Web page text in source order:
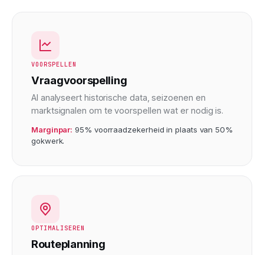
VOORSPELLEN
Vraagvoorspelling
AI analyseert historische data, seizoenen en
marktsignalen om te voorspellen wat er nodig is.
Marginpar: 95% voorraadzekerheid in plaats van 50%
gokwerk.
OPTIMALISEREN
Routeplanning